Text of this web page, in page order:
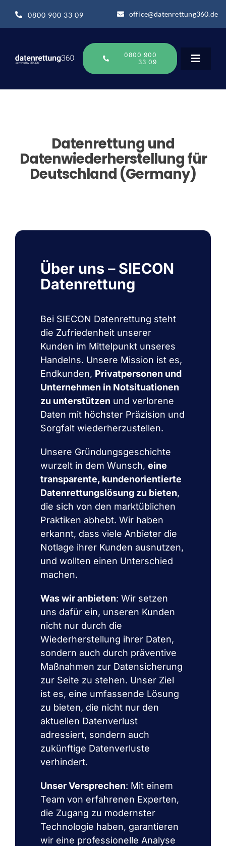
Inhalt
0800 900 33 09 office@datenrettung360.de
Toggle
Über uns
Datenrettung-Wissen
0800 900
33 09
Datenrettung und
Datenwiederherstellung für
Deutschland (Germany)
Über uns – SIECON
Datenrettung
Bei SIECON Datenrettung steht
die Zufriedenheit unserer
Kunden im Mittelpunkt unseres
Handelns. Unsere Mission ist es,
Endkunden, Privatpersonen und
Unternehmen in Notsituationen
zu unterstützen und verlorene
Daten mit höchster Präzision und
Sorgfalt wiederherzustellen.
Unsere Gründungsgeschichte
wurzelt in dem Wunsch, eine
transparente, kundenorientierte
Datenrettungslösung zu bieten,
die sich von den marktüblichen
Praktiken abhebt. Wir haben
erkannt, dass viele Anbieter die
Notlage ihrer Kunden ausnutzen,
und wollten einen Unterschied
machen.
Was wir anbieten: Wir setzen
uns dafür ein, unseren Kunden
nicht nur durch die
Wiederherstellung ihrer Daten,
sondern auch durch präventive
Maßnahmen zur Datensicherung
zur Seite zu stehen. Unser Ziel
ist es, eine umfassende Lösung
zu bieten, die nicht nur den
aktuellen Datenverlust
adressiert, sondern auch
zukünftige Datenverluste
verhindert.
Unser Versprechen: Mit einem
Team von erfahrenen Experten,
die Zugang zu modernster
Technologie haben, garantieren
wir eine professionelle Analyse